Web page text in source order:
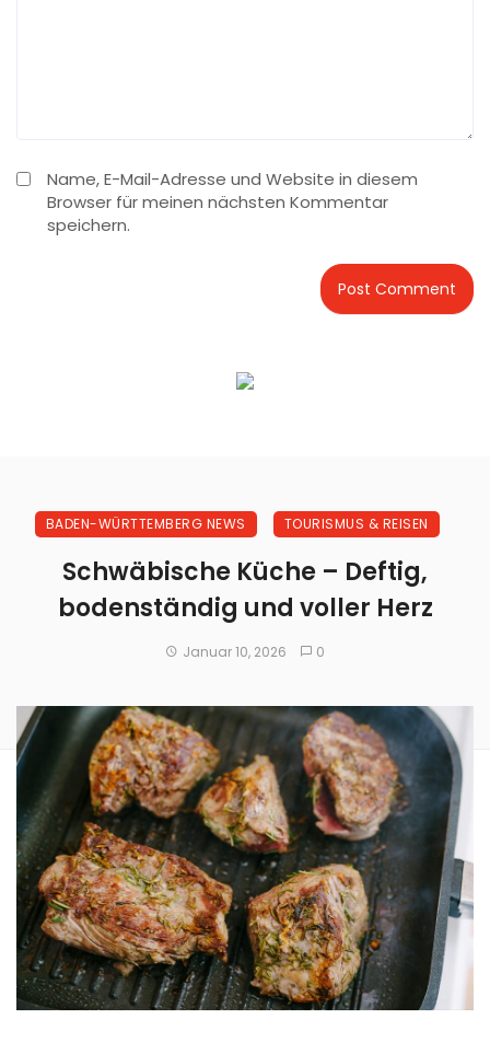
Name, E-Mail-Adresse und Website in diesem
Browser für meinen nächsten Kommentar
speichern.
BADEN-WÜRTTEMBERG NEWS TOURISMUS & REISEN
Schwäbische Küche – Deftig,
bodenständig und voller Herz
Januar 10, 2026 0